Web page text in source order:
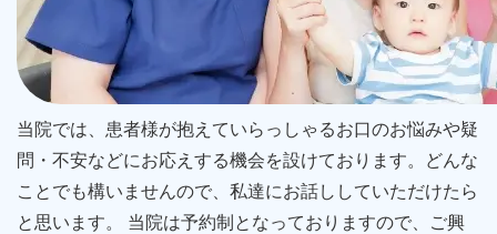
当院では、患者様が抱えていらっしゃるお口のお悩みや疑
問・不安などにお応えする機会を設けております。どんな
ことでも構いませんので、私達にお話ししていただけたら
と思います。 当院は予約制となっておりますので、ご興